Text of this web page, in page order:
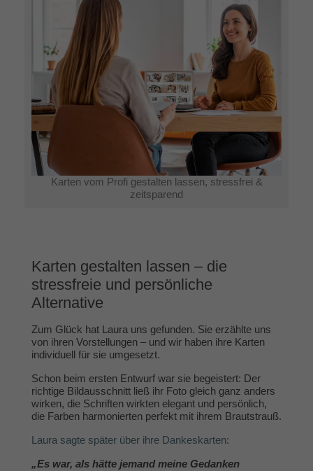
Karten vom Profi gestalten lassen, stressfrei &
zeitsparend
Karten gestalten lassen – die
stressfreie und persönliche
Alternative
Zum Glück hat Laura uns gefunden. Sie erzählte uns
von ihren Vorstellungen – und wir haben ihre Karten
individuell für sie umgesetzt.
Schon beim ersten Entwurf war sie begeistert: Der
richtige Bildausschnitt ließ ihr Foto gleich ganz anders
wirken, die Schriften wirkten elegant und persönlich,
die Farben harmonierten perfekt mit ihrem Brautstrauß.
Laura sagte später über ihre Dankeskarten:
„Es war, als hätte jemand meine Gedanken